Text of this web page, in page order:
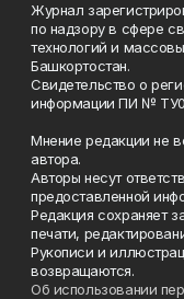
Журнал
по надзору в сфере
технологий и
Башкортостан.
Свидетельство о
информации ПИ №
Мнение редакции не
автора.
Авторы несут
предоставленной
Редакция сохраняет
печати,
Рукописи и
возвращаются.
Об использовании